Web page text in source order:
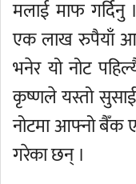
मलाई माफ गर्दिनु
एक लाख रुपैयाँ
भनेर यो नोट
कृष्णले यस्तो
नोटमा आफ्नो बैँक
गरेका छन् ।